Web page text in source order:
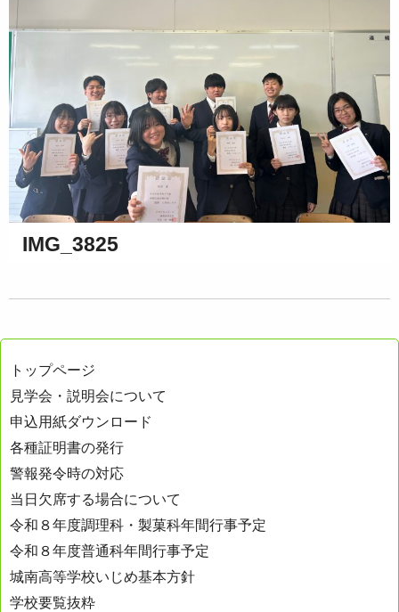
IMG_3825
トップページ
見学会・説明会について
申込用紙ダウンロード
各種証明書の発行
警報発令時の対応
当日欠席する場合について
令和８年度調理科・製菓科年間行事予定
令和８年度普通科年間行事予定
城南高等学校いじめ基本方針
学校要覧抜粋